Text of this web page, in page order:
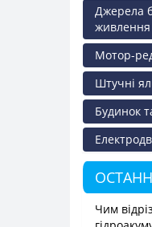
Джерела
живлення
Мотор-
Штучні
Будинок
Чим